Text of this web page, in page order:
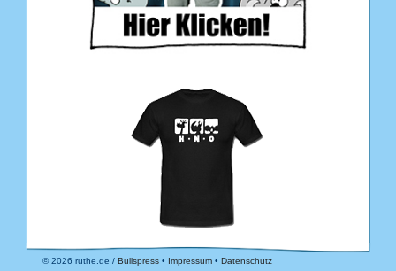
© 2026 ruthe.de / Bullspress • Impressum • Datenschutz